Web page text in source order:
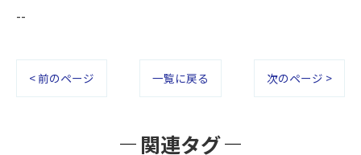
--
< 前のページ 一覧に戻る 次のページ >
関連タグ